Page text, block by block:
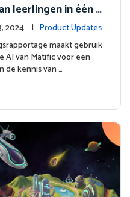
leerlingen in één o
leerling beheersin
2024 | Product Updates
maakt gebruik
AI van Matific voor een
de kennis van …